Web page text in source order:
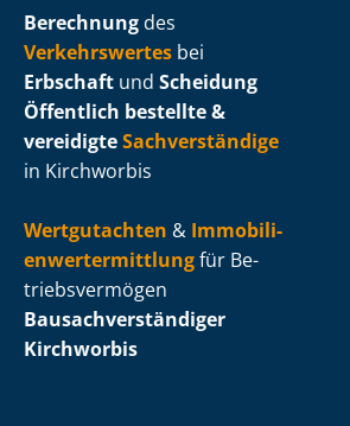
Berechnung des
Verkehrswertes bei
Erbschaft und Scheidung
Öffentlich bestellte &
vereidigteSachverständige
in Kirchworbis
Wertgutachten & Im­mo­bi­li­
en­wert­ermitt­lungfür Be­
triebs­ver­mö­gen
Bau­sach­ver­stän­di­ger
Kirchworbis